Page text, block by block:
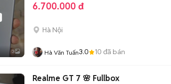
3
6.700.000 đ
Hà Nội
Hà Văn Tuấn3.0 10 đã bán
Realme GT 7 🌸 Fullbox